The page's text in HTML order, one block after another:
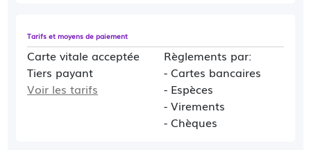
Tarifs et moyens de paiement
Carte vitale acceptée
Tiers payant
Voir les tarifs
Règlements par:
- Cartes bancaires
- Espèces
- Virements
- Chèques